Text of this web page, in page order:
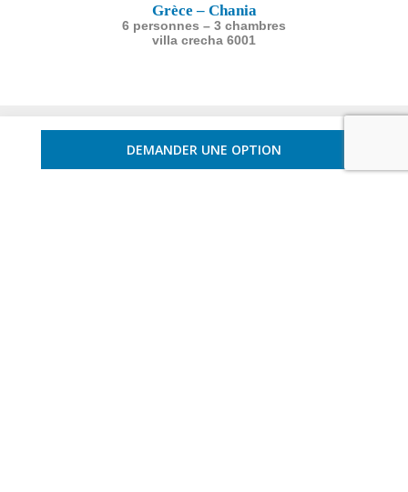
Grèce – Chania
6 personnes – 3 chambres
villa crecha 6001
DEMANDER UNE OPTION
NEWSLETTER